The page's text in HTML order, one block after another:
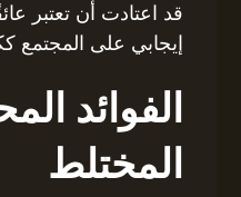
قد اعتادت أن تعتبر
إيجابي على المجتمع
الفوائد
المختلط